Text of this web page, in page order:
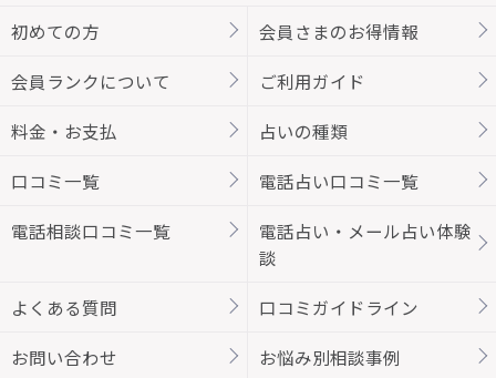
初めての方
会員さまのお得情報
会員ランクについて ご利用ガイド
料金・お支払 占いの種類
口コミ一覧 電話占い口コミ一覧
電話相談口コミ一覧
電話占い・メール占い体験
談
よくある質問 口コミガイドライン
お問い合わせ お悩み別相談事例